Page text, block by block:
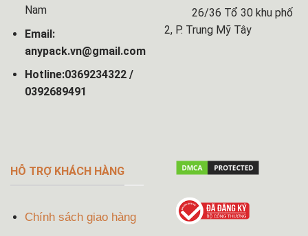
Nam
Email:
anypack.vn@gmail.com
Hotline:0369234322 /
0392689491
26/36 Tổ 30 khu phố
2, P. Trung Mỹ Tây
HỖ TRỢ KHÁCH HÀNG
Chính sách giao hàng